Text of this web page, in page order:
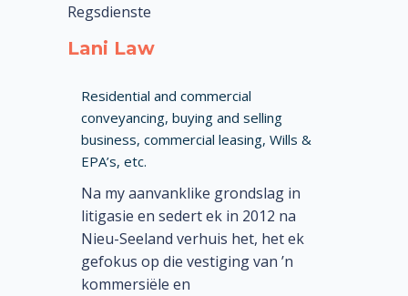
Regsdienste
Lani Law
Residential and commercial
conveyancing, buying and selling
business, commercial leasing, Wills &
EPA’s, etc.
Na my aanvanklike grondslag in
litigasie en sedert ek in 2012 na
Nieu-Seeland verhuis het, het ek
gefokus op die vestiging van ’n
kommersiële en